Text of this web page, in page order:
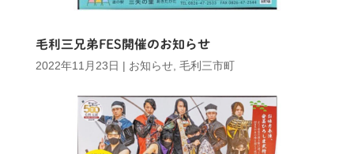
毛利三兄弟FES開催のお知らせ
2022年11月23日 | お知らせ, 毛利三市町